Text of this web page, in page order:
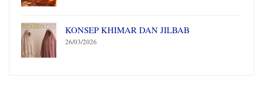
KONSEP KHIMAR DAN JILBAB
26/03/2026